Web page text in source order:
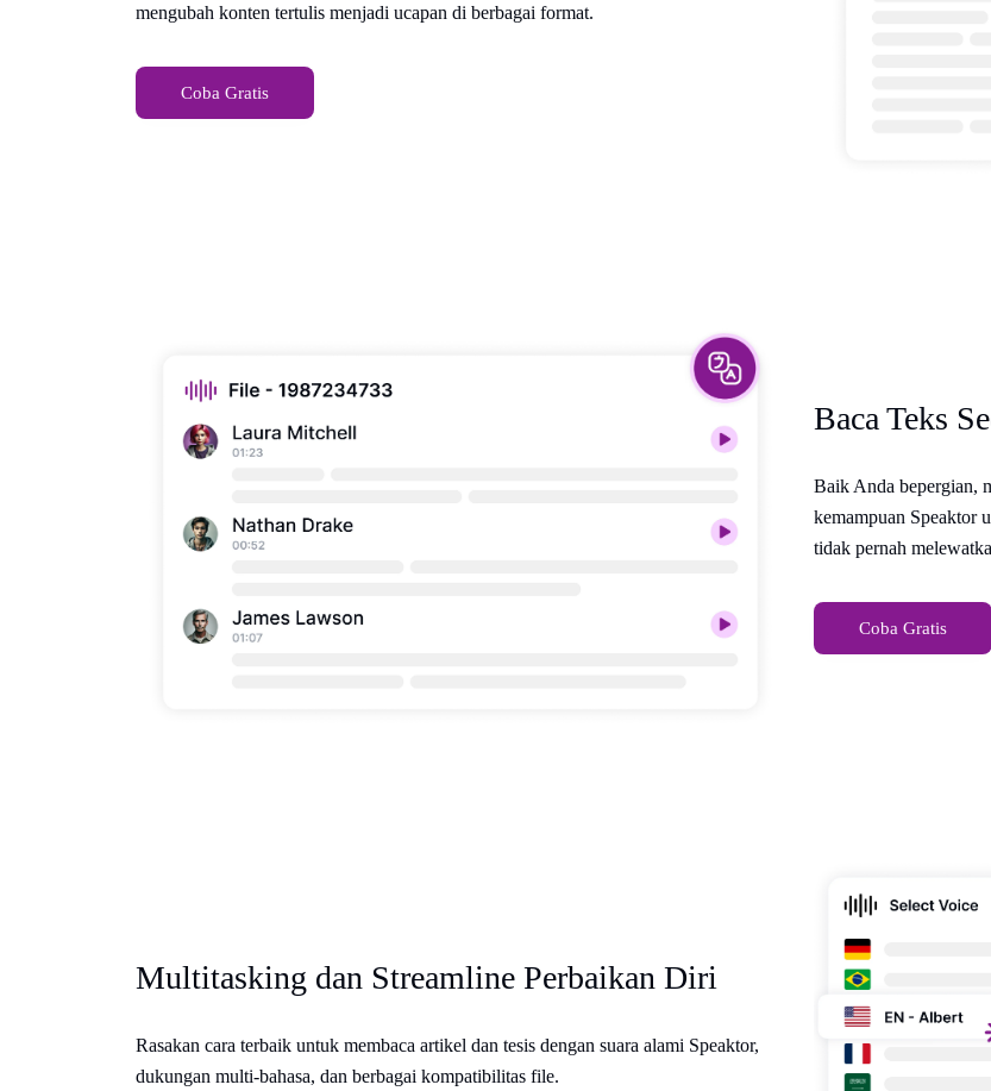
mengubah konten tertulis menjadi ucapan di berbagai format.
Coba Gratis
Baca Teks
Baik Anda bepergian,
kemampuan Speaktor
tidak pernah
Coba Gratis
Multitasking dan Streamline Perbaikan Diri
Rasakan cara terbaik untuk membaca artikel dan tesis dengan suara alami Speaktor,
dukungan multi-bahasa, dan berbagai kompatibilitas file.